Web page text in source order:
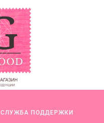
СЛУЖБА ПОДДЕРЖКИ